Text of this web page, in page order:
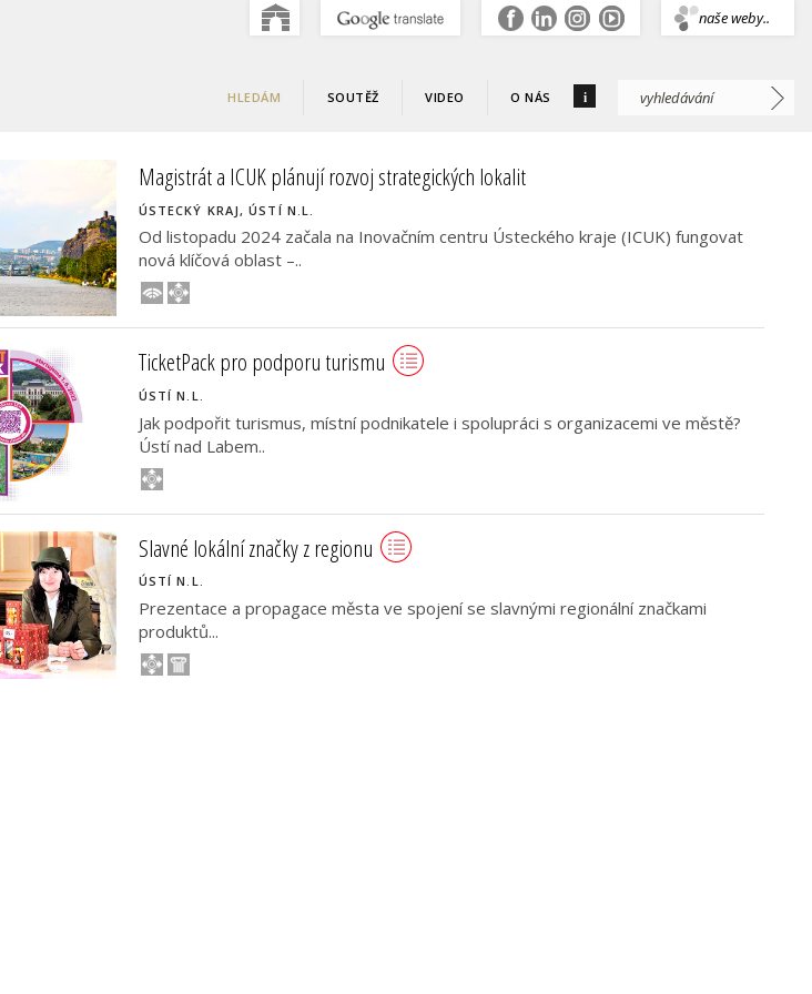
naše weby..
.
HLEDÁM SOUTĚŽ VIDEO O NÁS i
Magistrát a ICUK plánují rozvoj strategických lokalit
ÚSTECKÝ KRAJ, ÚSTÍ N.L.
Od listopadu 2024 začala na Inovačním centru Ústeckého kraje (ICUK) fungovat
nová klíčová oblast –..
TicketPack pro podporu turismu
ÚSTÍ N.L.
Jak podpořit turismus, místní podnikatele i spolupráci s organizacemi ve městě?
Ústí nad Labem..
Slavné lokální značky z regionu
ÚSTÍ N.L.
Prezentace a propagace města ve spojení se slavnými regionální značkami
produktů...